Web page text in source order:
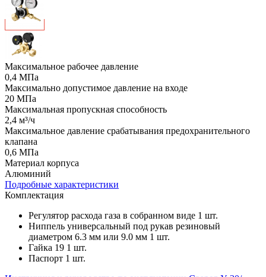
Максимальное рабочее давление
0,4 МПа
Максимально допустимое давление на входе
20 МПа
Максимальная пропускная способность
2,4 м³/ч
Максимальное давление срабатывания предохранительного
клапана
0,6 МПа
Материал корпуса
Алюминий
Подробные характеристики
Комплектация
Регулятор расхода газа в собранном виде 1 шт.
Ниппель универсальный под рукав резиновый
диаметром 6.3 мм или 9.0 мм 1 шт.
Гайка 19 1 шт.
Паспорт 1 шт.